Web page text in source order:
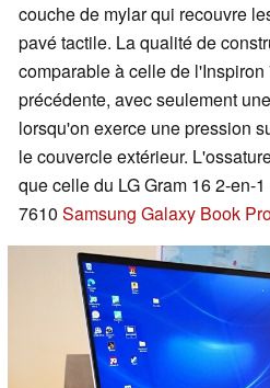
couche de mylar qui recouvre
pavé tactile. La qualité de
comparable à celle de
précédente, avec seulement
lorsqu'on exerce une pression
le couvercle extérieur.
que celle du LG Gram 16 2-en-
7610 Samsung Galaxy Book